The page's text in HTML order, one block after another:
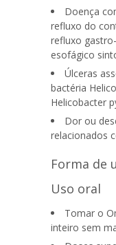
Doença
refluxo do
refluxo gastro-
esofágico
Úlceras
bactéria
Helicobacter
Dor ou
relacionados
Forma de
Uso oral
Tomar o
inteiro sem